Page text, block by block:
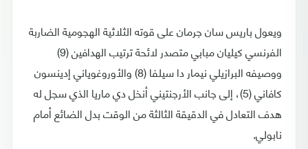
ويعول باريس سان جرمان على قوته الثلاثية الهجومية الضاربة
الفرنسي كيليان مبابي متصدر لائحة ترتيب الهدافين (9)
ووصيفه البرازيلي نيمار دا سيلفا (8) والأوروغوياني إدينسون
كافاني (5)، إلى جانب الأرجنتيني أنخل دي ماريا الذي سجل له
هدف التعادل في الدقيقة الثالثة من الوقت بدل الضائع أمام
نابولي.